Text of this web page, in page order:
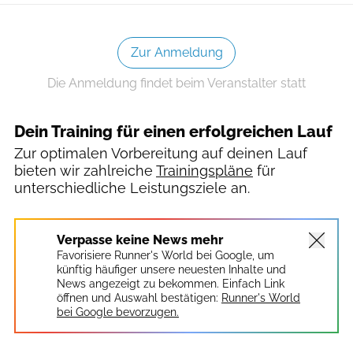
Zur Anmeldung
Die Anmeldung findet beim Veranstalter statt
Dein Training für einen erfolgreichen Lauf
Zur optimalen Vorbereitung auf deinen Lauf
bieten wir zahlreiche Trainingspläne für
unterschiedliche Leistungsziele an.
Verpasse keine News mehr
Favorisiere Runner's World bei Google, um
künftig häufiger unsere neuesten Inhalte und
News angezeigt zu bekommen. Einfach Link
öffnen und Auswahl bestätigen: Runner's World
bei Google bevorzugen.